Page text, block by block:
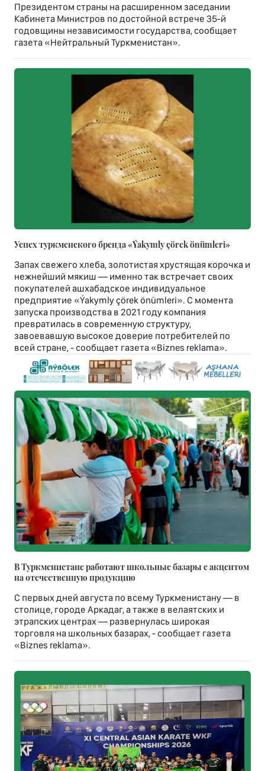
Президентом страны на расширенном заседании
Кабинета Министров по достойной встрече 35-й
годовщины независимости государства, сообщает
газета «Нейтральный Туркменистан».
Успех туркменского бренда «Ýakymly çörek önümleri»
Запах свежего хлеба, золотистая хрустящая корочка и
нежнейший мякиш — именно так встречает своих
покупателей ашхабадское индивидуальное
предприятие «Ýakymly çörek önümleri». С момента
запуска производства в 2021 году компания
превратилась в современную структуру,
завоевавшую высокое доверие потребителей по
всей стране, - сообщает газета «Biznes reklama».
В Туркменистане работают школьные базары с акцентом
на отечественную продукцию
С первых дней августа по всему Туркменистану — в
столице, городе Аркадаг, а также в велаятских и
этрапских центрах — развернулась широкая
торговля на школьных базарах, - сообщает газета
«Biznes reklama».